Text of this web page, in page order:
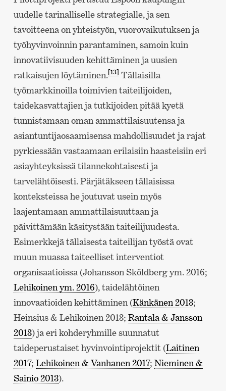
uudelle tarinalliselle strategialle, ja sen
tavoitteena on yhteistyön, vuorovaikutuksen ja
työhyvinvoinnin parantaminen, samoin kuin
innovatiivisuuden kehittäminen ja uusien
ratkaisujen löytäminen.[13]Tällaisilla
työmarkkinoilla toimivien taiteilijoiden,
taidekasvattajien ja tutkijoiden pitää kyetä
tunnistamaan oman ammattilaisuutensa ja
asiantuntijaosaamisensa mahdollisuudet ja rajat
pyrkiessään vastaamaan erilaisiin haasteisiin eri
asiayhteyksissä tilannekohtaisesti ja
tarvelähtöisesti. Pärjätäkseen tällaisissa
konteksteissa he joutuvat usein myös
laajentamaan ammattilaisuuttaan ja
päivittämään käsitystään taiteilijuudesta.
Esimerkkejä tällaisesta taiteilijan työstä ovat
muun muassa taiteelliset interventiot
organisaatioissa (Johansson Sköldberg ym. 2016;
Lehikoinen ym. 2016), taidelähtöinen
innovaatioiden kehittäminen (Känkänen 2013;
Heinsius & Lehikoinen 2013; Rantala & Jansson
2013) ja eri kohderyhmille suunnatut
taideperustaiset hyvinvointiprojektit (Laitinen
2017; Lehikoinen & Vanhanen 2017; Nieminen &
Sainio 2013).